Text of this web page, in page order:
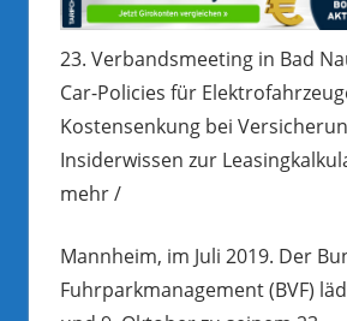
23. Verbandsmeeting in Bad
Car-Policies für
Kostensenkung bei
Insiderwissen zur
mehr /
Mannheim, im Juli 2019. Der
Fuhrparkmanagement (BVF)